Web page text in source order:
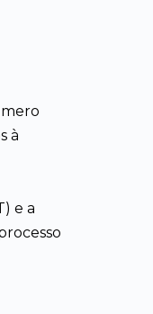
à
e a